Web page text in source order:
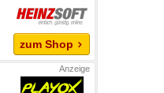
zum Shop